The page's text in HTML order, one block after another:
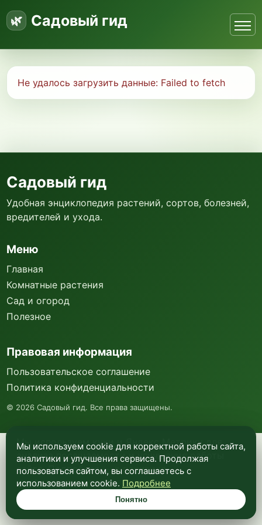
Садовый гид
Не удалось загрузить данные: Failed to fetch
Мы используем куки и Яндекс Метрику для
анализа посещаемости и улучшения работы
сайта. Подробнее —в политике
конфиденциальности.
Понятно
Садовый гид
Удобная энциклопедия растений, сортов, болезней,
вредителей и ухода.
Меню
Главная
Комнатные растения
Сад и огород
Полезное
Правовая информация
Пользовательское соглашение
Политика конфиденциальности
© 2026 Садовый гид. Все права защищены.
Мы используем cookie для корректной работы сайта,
аналитики и улучшения сервиса. Продолжая
пользоваться сайтом, вы соглашаетесь с
использованием cookie. Подробнее
Понятно